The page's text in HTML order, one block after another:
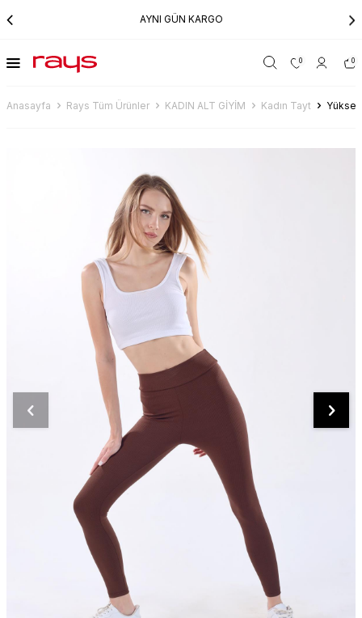
AYNI GÜN KARGO
0 0
Anasayfa Rays Tüm Ürünler KADIN ALT GİYİM Kadın Tayt